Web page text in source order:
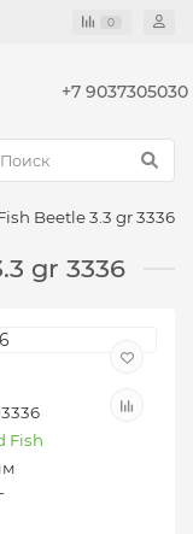
0
+7 9037305030
Beetle 3.3 gr 3336
gr 3336
Fish